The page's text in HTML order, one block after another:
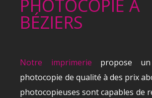
PHOTOCOPIE À
BÉZIERS
Notre imprimerie propose
photocopie de qualité à des prix
photocopieuses sont capables de